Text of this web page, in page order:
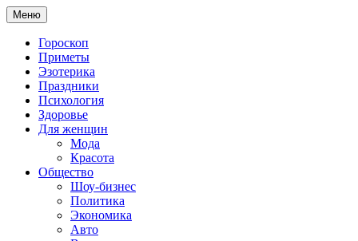
Меню
Гороскоп
Приметы
Эзотерика
Праздники
Психология
Здоровье
Для женщин
Мода
Красота
Общество
Шоу-бизнес
Политика
Экономика
Авто